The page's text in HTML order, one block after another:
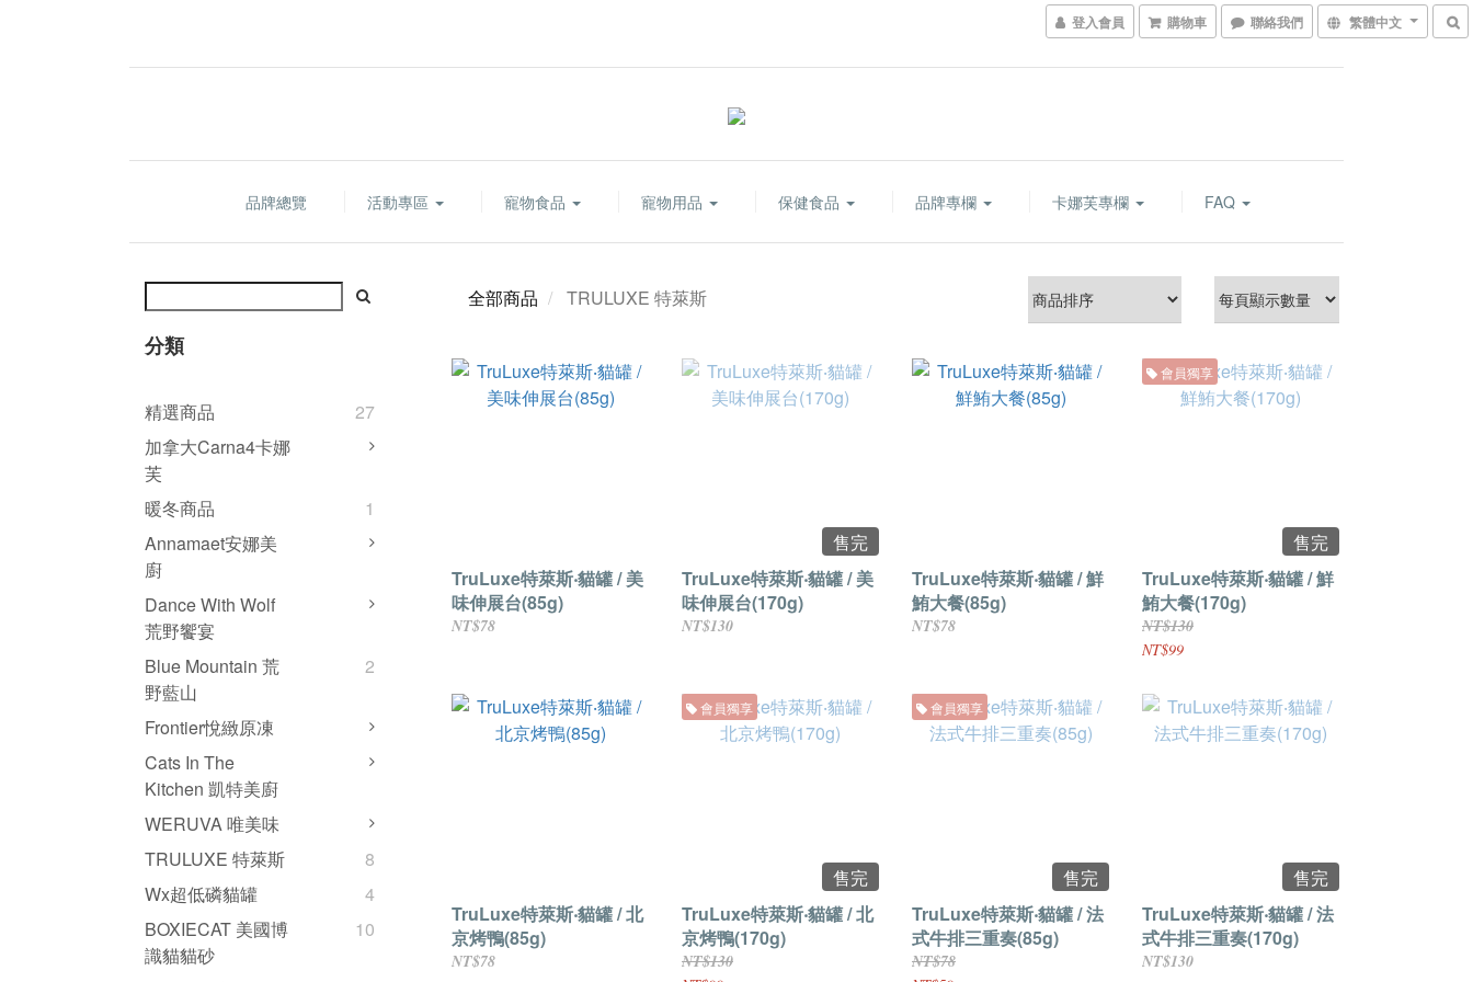
登入會員 購物車 聯絡我們 繁體中文
品牌總覽 活動專區 寵物食品 寵物用品 保健食品 品牌專欄 卡娜芙專欄 FAQ
分類
精選商品
27
加拿大Carna4卡娜
芙
暖冬商品
1
Annamaet安娜美
廚
Dance With Wolf
荒野饗宴
Blue Mountain 荒
野藍山
2
Frontier悅緻原凍
Cats In The
Kitchen 凱特美廚
WERUVA 唯美味
TRULUXE 特萊斯
8
Wx超低磷貓罐
4
BOXIECAT 美國博
識貓貓砂
10
全部商品 TRULUXE 特萊斯
TruLuxe特萊斯‧貓罐 / 美
味伸展台(85g)
NT$78
售完
TruLuxe特萊斯‧貓罐 / 美
味伸展台(170g)
NT$130
TruLuxe特萊斯‧貓罐 / 鮮
鮪大餐(85g)
NT$78
會員獨享
售完
TruLuxe特萊斯‧貓罐 / 鮮
鮪大餐(170g)
NT$130
NT$99
TruLuxe特萊斯‧貓罐 / 北
京烤鴨(85g)
NT$78
會員獨享
售完
TruLuxe特萊斯‧貓罐 / 北
京烤鴨(170g)
NT$130
會員獨享
售完
TruLuxe特萊斯‧貓罐 / 法
式牛排三重奏(85g)
NT$78
售完
TruLuxe特萊斯‧貓罐 / 法
式牛排三重奏(170g)
NT$130